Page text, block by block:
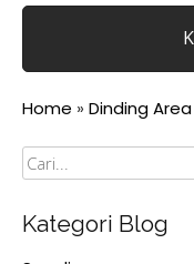
Home » Dinding
Cari
Kategori Blog